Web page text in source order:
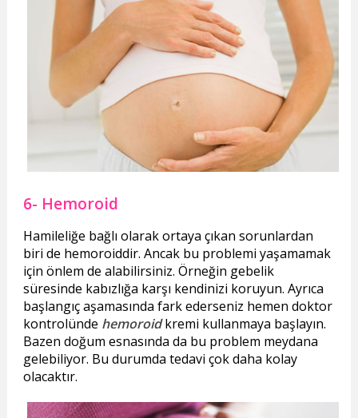
6- Hemoroid
Hamileliğe bağlı olarak ortaya çıkan sorunlardan
biri de hemoroiddir. Ancak bu problemi yaşamamak
için önlem de alabilirsiniz. Örneğin gebelik
süresinde kabızlığa karşı kendinizi koruyun. Ayrıca
başlangıç aşamasında fark ederseniz hemen doktor
kontrolünde hemoroidkremi kullanmaya başlayın.
Bazen doğum esnasında da bu problem meydana
gelebiliyor. Bu durumda tedavi çok daha kolay
olacaktır.